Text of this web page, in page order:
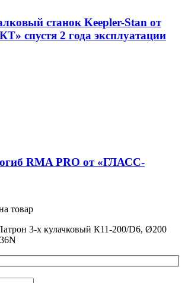
станок Keepler-Stan от
спустя 2 года эксплуатации
RMA PRO от «ГЛАСС-
товар
3-х кулачковый К11-200/D6, Ø200